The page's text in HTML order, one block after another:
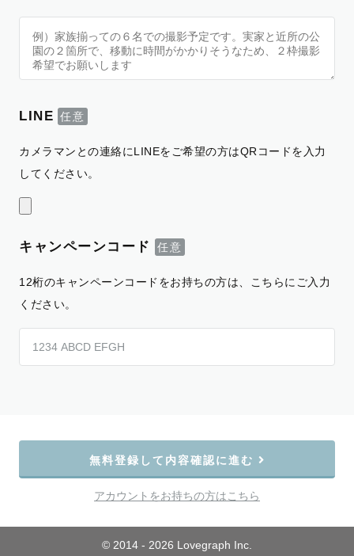
LINE
カメラマンとの連絡にLINEをご希望の方はQRコードを入力
してください。
キャンペーンコード
12桁のキャンペーンコードをお持ちの方は、こちらにご入力
ください。
無料登録して内容確認に進む
アカウントをお持ちの方はこちら
© 2014 - 2026 Lovegraph Inc.